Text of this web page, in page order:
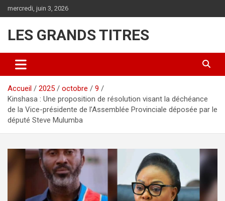
au
mercredi, juin 3, 2026
LES GRANDS TITRES
Accueil 2025 octobre
9
Kinshasa : Une proposition de résolution visant la déchéance
de la Vice-présidente de l’Assemblée Provinciale déposée par le
député Steve Mulumba